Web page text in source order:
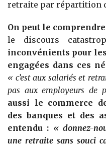
retraite par répartition
On peut le comprendre
le discours
inconvénients pour
engagées dans ces
« c’est aux salariés et
pas aux employeurs de
aussi le commerce
des banques et des
entendu : « donnez-
une retraite sans souci